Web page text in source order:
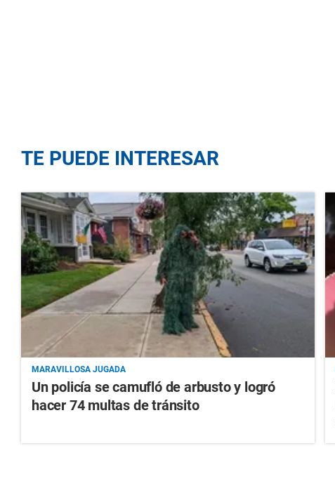
TE PUEDE INTERESAR
MARAVILLOSA JUGADA
Un policía se camufló de arbusto y logró
hacer 74 multas de tránsito